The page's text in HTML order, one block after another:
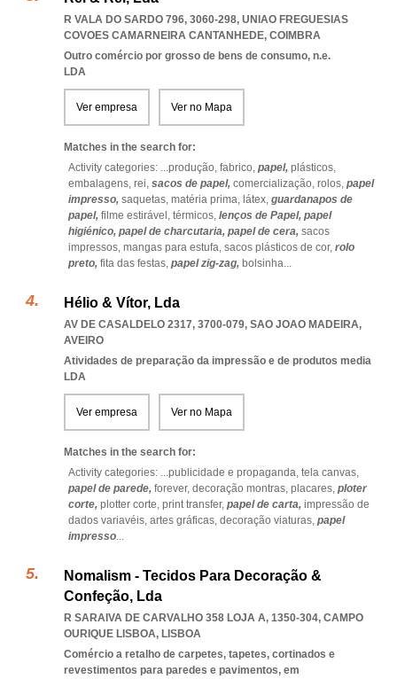
R VALA DO SARDO 796, 3060-298, UNIAO FREGUESIAS
COVOES CAMARNEIRA CANTANHEDE, COIMBRA
Outro comércio por grosso de bens de consumo, n.e.
LDA
Ver empresa Ver no Mapa
Matches in the search for:
Activity categories: ...produção, fabrico, papel, plásticos,
embalagens, rei, sacos de papel, comercialização, rolos, papel
impresso, saquetas, matéria prima, látex, guardanapos de
papel, filme estirável, térmicos, lenços de Papel, papel
higiénico, papel de charcutaria, papel de cera, sacos
impressos, mangas para estufa, sacos plásticos de cor, rolo
preto, fita das festas, papel zig-zag, bolsinha...
Hélio & Vítor, Lda
AV DE CASALDELO 2317, 3700-079, SAO JOAO MADEIRA,
AVEIRO
Atividades de preparação da impressão e de produtos media
LDA
Ver empresa Ver no Mapa
Matches in the search for:
Activity categories: ...publicidade e propaganda, tela canvas,
papel de parede, forever, decoração montras, placares, ploter
corte, plotter corte, print transfer, papel de carta, impressão de
dados variavéis, artes gráficas, decoração viaturas, papel
impresso...
Nomalism - Tecidos Para Decoração &
Confeção, Lda
R SARAIVA DE CARVALHO 358 LOJA A, 1350-304, CAMPO
OURIQUE LISBOA, LISBOA
Comércio a retalho de carpetes, tapetes, cortinados e
revestimentos para paredes e pavimentos, em